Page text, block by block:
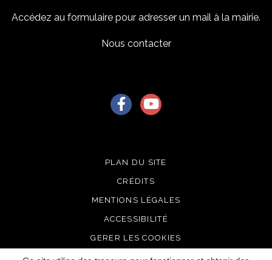
Accédez au formulaire pour adresser un mail à la mairie.
Nous contacter
Lien vers le compte Facebook
Lien vers la chaîne
PLAN DU SITE
CRÉDITS
MENTIONS LÉGALES
ACCESSIBILITÉ
GERER LES COOKIES